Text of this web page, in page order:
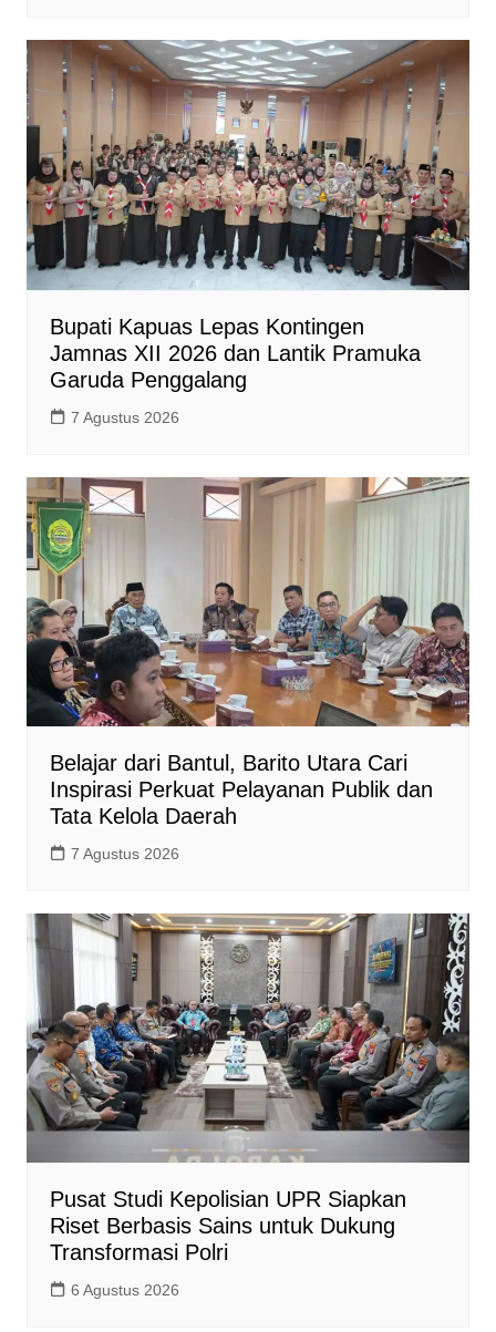
Bupati Kapuas Lepas Kontingen
Jamnas XII 2026 dan Lantik Pramuka
Garuda Penggalang
7 Agustus 2026
Belajar dari Bantul, Barito Utara Cari
Inspirasi Perkuat Pelayanan Publik dan
Tata Kelola Daerah
7 Agustus 2026
Pusat Studi Kepolisian UPR Siapkan
Riset Berbasis Sains untuk Dukung
Transformasi Polri
6 Agustus 2026